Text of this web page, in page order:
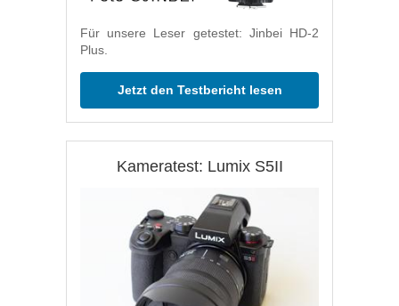
Für unsere Leser getestet: Jinbei HD-2
Plus.
Jetzt den Testbericht lesen
Kameratest: Lumix S5II